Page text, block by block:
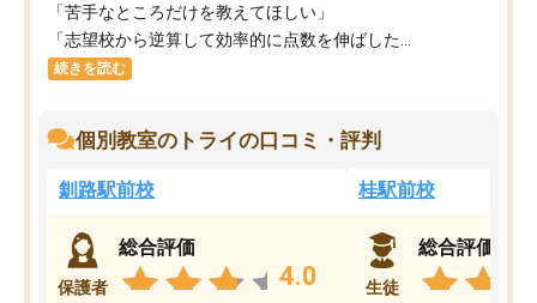
「苦手なところだけを教えてほしい」​
「志望校から逆算して効率的に点数を伸ばした...
続きを読む
個別教室のトライの口コミ・評判
釧路駅前校
保護者
総合評価
4.0
桂駅前校
生徒
総合評価